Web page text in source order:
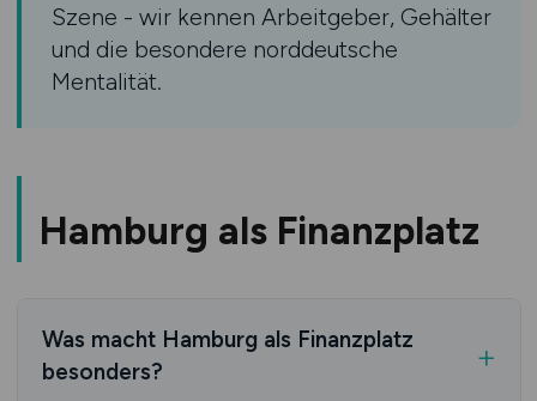
Szene - wir kennen Arbeitgeber, Gehälter
und die besondere norddeutsche
Mentalität.
Hamburg als Finanzplatz
Was macht Hamburg als Finanzplatz
besonders?